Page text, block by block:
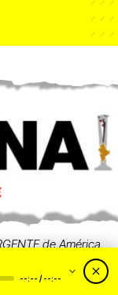
de América.
manifestaciones,
nos fajamos!
--:-- / --:--